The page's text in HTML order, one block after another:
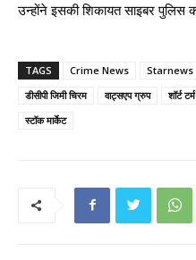
उन्होंने इसकी शिकायत साइबर पुलिस
TAGS Crime News Starnews
डीसीपी जिमी चिरम
वाट्सएप ग्रुप शॉर्ट
स्टॉक मार्केट